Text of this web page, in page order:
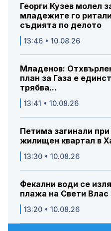
Георги Кузев молел
младежите го
съдията по делото
13:46 • 10.08.26
Младенов:
план за Газа е
трябва...
13:41 • 10.08.26
Петима загинали
жилищен квартал в
13:30 • 10.08.26
Фекални води се
плажа на Свети Влас
13:20 • 10.08.26